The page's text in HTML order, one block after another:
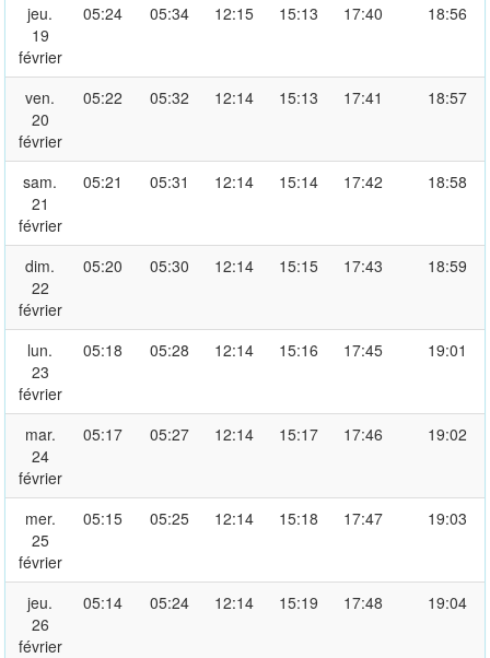
jeu.
19
février
05:24 05:34 12:15 15:13 17:40 18:56
ven.
20
février
05:22 05:32 12:14 15:13 17:41 18:57
sam.
21
février
05:21 05:31 12:14 15:14 17:42 18:58
dim.
22
février
05:20 05:30 12:14 15:15 17:43 18:59
lun.
23
février
05:18 05:28 12:14 15:16 17:45 19:01
mar.
24
février
05:17 05:27 12:14 15:17 17:46 19:02
mer.
25
février
05:15 05:25 12:14 15:18 17:47 19:03
jeu.
26
février
05:14 05:24 12:14 15:19 17:48 19:04